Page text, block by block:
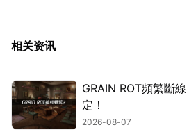
相关资讯
GRAIN ROT頻繁斷
定！
2026-08-07